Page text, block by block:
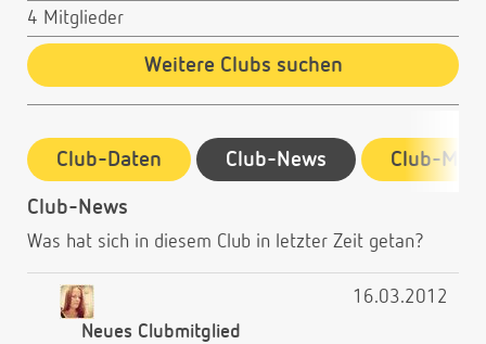
4 Mitglieder
Weitere Clubs suchen
Club-Daten Club-News Club-
Club-News
Was hat sich in diesem Club in letzter Zeit getan?
Neues Clubmitglied
16.03.2012